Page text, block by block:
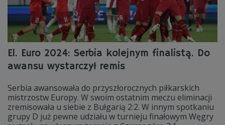
El. Euro 2024: Serbia kolejnym finalistą. Do
awansu wystarczył remis
Serbia awansowała do przyszłorocznych piłkarskich
mistrzostw Europy. W swoim ostatnim meczu eliminacji
zremisowała u siebie z Bułgarią 2:2. W innym spotkaniu
grupy D już pewne udziału w turnieju finałowym Węgry